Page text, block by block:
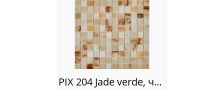
PIX 204 Jade verde, чип 23x23 мм, сетка 305х305x6 мм, Полированная